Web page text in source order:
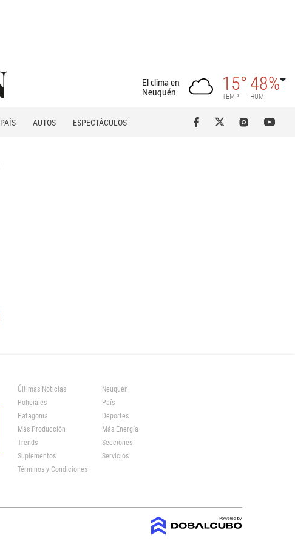
El clima en
Neuquén
15°
TEMP
48%
HUM
PAÍS AUTOS
ESPECTÁCULOS
Últimas Noticias
Neuquén
Policiales
País
Patagonia
Deportes
Más Producción
Más Energía
Trends
Secciones
Suplementos
Servicios
Términos y Condiciones